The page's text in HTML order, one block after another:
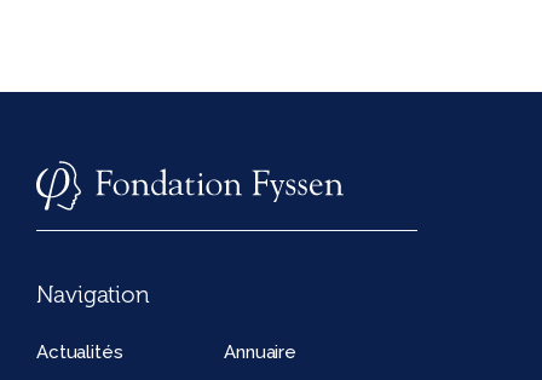
Navigation
Actualités
Annuaire